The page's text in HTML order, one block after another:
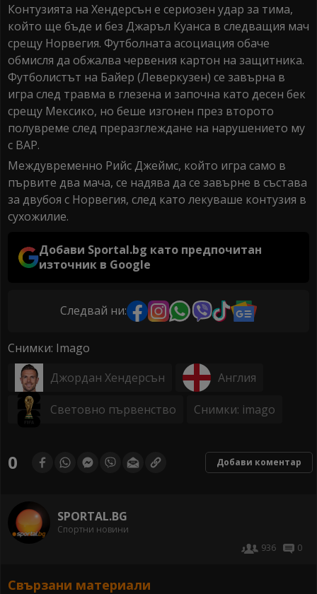
Контузията на Хендерсън е сериозен удар за тима,
който ще бъде и без Джаръл Куанса в следващия мач
срещу Норвегия. Футболната асоциация обаче
обмисля да обжалва червения картон на защитника.
Футболистът на Байер (Леверкузен) се завърна в
игра след травма в глезена и започна като десен бек
срещу Мексико, но беше изгонен през второто
полувреме след преразглеждане на нарушението му
с ВАР.
Междувременно Рийс Джеймс, който игра само в
първите два мача, се надява да се завърне в състава
за двубоя с Норвегия, след като лекуваше контузия в
сухожилие.
Добави Sportal.bg като предпочитан
източник в Google
Следвай ни:
Снимки: Imago
Джордан Хендерсън
Англия
Световно първенство Снимки: imago
0 Добави коментар
SPORTAL.BG
Спортни новини
936
0
Свързани материали